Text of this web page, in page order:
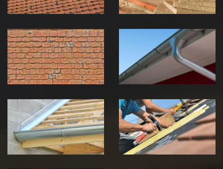
démoussage de
toiture 39
Jura
pose de
gouttière 39
Jura
Pose de
Chéneau 39
Jura
Réparation de
toiture 39
Jura